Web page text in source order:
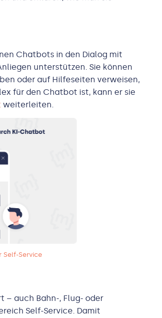
Chatbots in den Dialog mit
unterstützen. Sie können
oder auf Hilfeseiten verweisen,
für den Chatbot ist, kann er sie
weiterleiten.
Self-Service
auch Bahn-, Flug- oder
Self-Service. Damit